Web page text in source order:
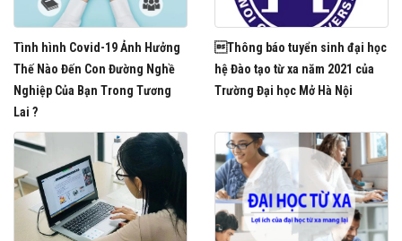
Tình hình Covid-19 Ảnh Hưởng
Thế Nào Đến Con Đường Nghề
Nghiệp Của Bạn Trong Tương
Lai ?
Thông báo tuyển sinh đại học
hệ Đào tạo từ xa năm 2021 của
Trường Đại học Mở Hà Nội